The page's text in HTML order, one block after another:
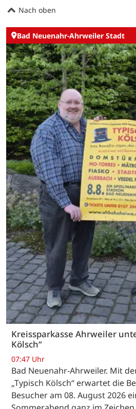
Nach oben
Bad Neuenahr-Ahrweiler Stadt
Kreissparkasse Ahrweiler
Kölsch“
07:47 Uhr
Bad Neuenahr-Ahrweiler. Mit
„Typisch Kölsch“ erwartet die
Besucher am 08. August 2026